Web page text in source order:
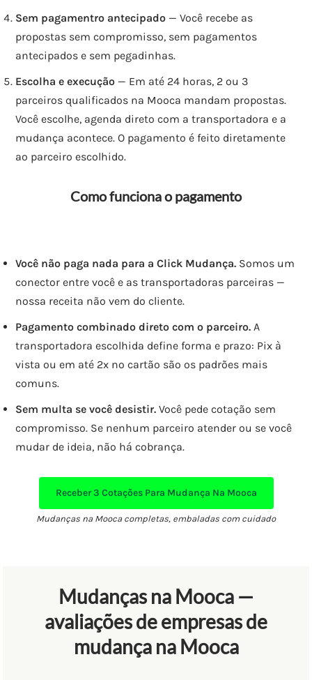
Sem pagamentro antecipado — Você recebe as
propostas sem compromisso, sem pagamentos
antecipados e sem pegadinhas.
Escolha e execução — Em até 24 horas, 2 ou 3
parceiros qualificados na Mooca mandam propostas.
Você escolhe, agenda direto com a transportadora e a
mudança acontece. O pagamento é feito diretamente
ao parceiro escolhido.
Como funciona o pagamento
Você não paga nada para a Click Mudança. Somos um
conector entre você e as transportadoras parceiras —
nossa receita não vem do cliente.
Pagamento combinado direto com o parceiro. A
transportadora escolhida define forma e prazo: Pix à
vista ou em até 2x no cartão são os padrões mais
comuns.
Sem multa se você desistir. Você pede cotação sem
compromisso. Se nenhum parceiro atender ou se você
mudar de ideia, não há cobrança.
Receber3 CotaçõesPara Mudança Na Mooca
Mudanças na Mooca completas, embaladas com cuidado
Mudanças na Mooca —
avaliações de empresas de
mudança na Mooca